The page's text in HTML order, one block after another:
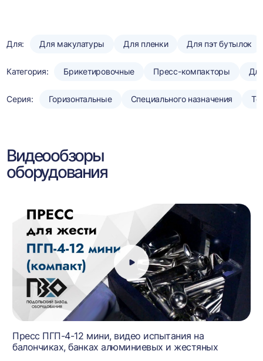
Для: Для макулатуры Для пленки Для пэт бутылок
Категория: Брикетировочные Пресс-компакторы
Серия: Горизонтальные Специального назначения
Видеообзоры
оборудования
Пресс ПГП-4-12 мини, видео испытания на
балончиках, банках алюминиевых и жестяных